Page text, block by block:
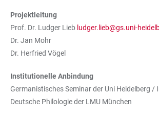
Projektleitung
Prof. Dr. Ludger Lieb ludger.lieb@gs.uni-
Dr. Jan Mohr
Dr. Herfried Vögel
Institutionelle Anbindung
Germanistisches Seminar der Uni Heidelberg
Deutsche Philologie der LMU München